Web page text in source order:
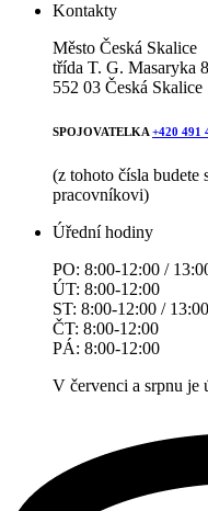
Kontakty
Město Česká Skalice
třída T. G. Masaryka
552 03 Česká Skalice
SPOJOVATELKA +420 491
(z tohoto čísla budete
pracovníkovi)
Úřední hodiny
PO: 8:00-12:00 /
ÚT: 8:00-12:00
ST: 8:00-12:00 /
ČT: 8:00-12:00
PÁ: 8:00-12:00
V červenci a srpnu je